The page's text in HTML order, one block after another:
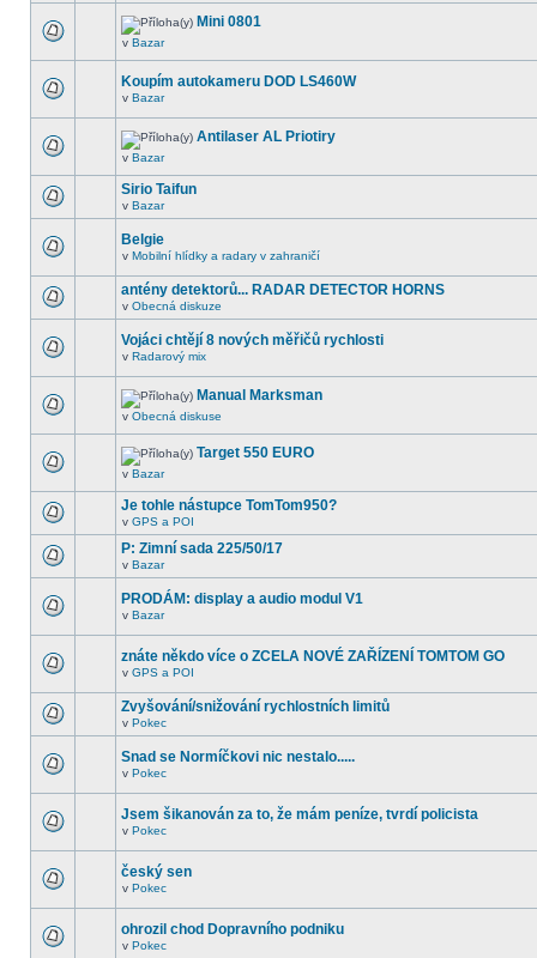
Mini 0801
v Bazar
Koupím autokameru DOD LS460W
v Bazar
Antilaser AL Priotiry
v Bazar
Sirio Taifun
v Bazar
Belgie
v Mobilní hlídky a radary v zahraničí
antény detektorů... RADAR DETECTOR HORNS
v Obecná diskuze
Vojáci chtějí 8 nových měřičů rychlosti
v Radarový mix
Manual Marksman
v Obecná diskuse
Target 550 EURO
v Bazar
Je tohle nástupce TomTom950?
v GPS a POI
P: Zimní sada 225/50/17
v Bazar
PRODÁM: display a audio modul V1
v Bazar
znáte někdo více o ZCELA NOVÉ ZAŘÍZENÍ TOMTOM GO
v GPS a POI
Zvyšování/snižování rychlostních limitů
v Pokec
Snad se Normíčkovi nic nestalo.....
v Pokec
Jsem šikanován za to, že mám peníze, tvrdí policista
v Pokec
český sen
v Pokec
ohrozil chod Dopravního podniku
v Pokec